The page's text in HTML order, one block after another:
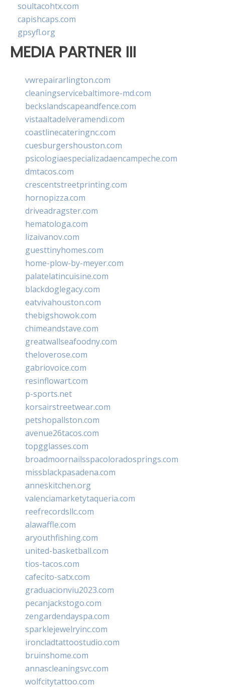
soultacohtx.com
capishcaps.com
gpsyfl.org
MEDIA PARTNER III
vwrepairarlington.com
cleaningservicebaltimore-md.com
beckslandscapeandfence.com
vistaaltadelveramendi.com
coastlinecateringnc.com
cuesburgershouston.com
psicologiaespecializadaencampeche.com
dmtacos.com
crescentstreetprinting.com
hornopizza.com
driveadragster.com
hematologa.com
lizaivanov.com
guesttinyhomes.com
home-plow-by-meyer.com
palatelatincuisine.com
blackdoglegacy.com
eatvivahouston.com
thebigshowok.com
chimeandstave.com
greatwallseafoodny.com
theloverose.com
gabriovoice.com
resinflowart.com
p-sports.net
korsairstreetwear.com
petshopallston.com
avenue26tacos.com
topgglasses.com
broadmoornailsspacoloradosprings.com
missblackpasadena.com
anneskitchen.org
valenciamarketytaqueria.com
reefrecordsllc.com
alawaffle.com
aryouthfishing.com
united-basketball.com
tios-tacos.com
cafecito-satx.com
graduacionviu2023.com
pecanjackstogo.com
zengardendayspa.com
sparklejewelryinc.com
ironcladtattoostudio.com
bruinshome.com
annascleaningsvc.com
wolfcitytattoo.com